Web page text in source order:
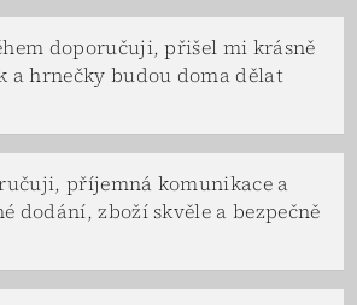
doporučuji, přišel mi krásně
a hrnečky budou doma dělat
příjemná komunikace a
dodání, zboží skvěle a bezpečně